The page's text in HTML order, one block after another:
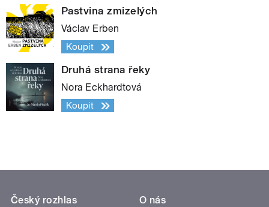
Pastvina zmizelých
Václav Erben
Koupit
Druhá strana řeky
Nora Eckhardtová
Koupit
Český rozhlas
O nás